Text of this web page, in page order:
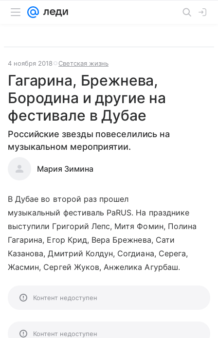
4 ноября 2018 Светская жизнь
Гагарина, Брежнева,
Бородина и другие на
фестивале в Дубае
Российские звезды повеселились на
музыкальном мероприятии.
Мария Зимина
В Дубае во второй раз прошел
музыкальный фестиваль PaRUS. На празднике
выступили Григорий Лепс, Митя Фомин, Полина
Гагарина, Егор Крид, Вера Брежнева, Сати
Казанова, Дмитрий Колдун, Согдиана, Серега,
Жасмин, Сергей Жуков, Анжелика Агурбаш.
Контент недоступен
Контент недоступен